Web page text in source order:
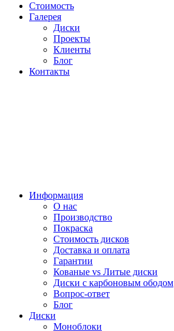
Стоимость
Галерея
Диски
Проекты
Клиенты
Блог
Контакты
Информация
О нас
Производство
Покраска
Стоимость дисков
Доставка и оплата
Гарантии
Кованые vs Литые диски
Диски с карбоновым ободом
Вопрос-ответ
Блог
Диски
Моноблоки